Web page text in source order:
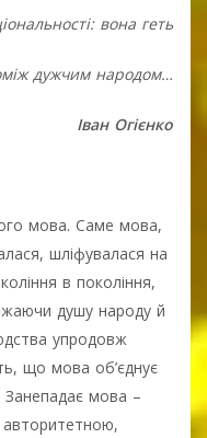
вона геть
дужчим народом…
Іван Огієнко
мова. Саме мова,
шліфувалася на
в покоління,
душу народу й
упродовж
що мова об’єднує
Занепадає мова –
авторитетною,